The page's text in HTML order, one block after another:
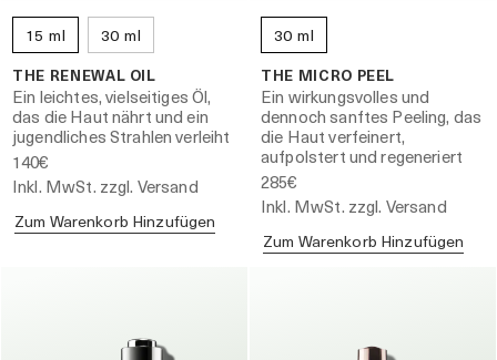
15 ml 30 ml
THE RENEWAL OIL
Ein leichtes, vielseitiges Öl,
das die Haut nährt und ein
jugendliches Strahlen verleiht
140€
Inkl. MwSt. zzgl. Versand
Zum Warenkorb Hinzufügen
30 ml
THE MICRO PEEL
Ein wirkungsvolles und
dennoch sanftes Peeling, das
die Haut verfeinert,
aufpolstert und regeneriert
285€
Inkl. MwSt. zzgl. Versand
Zum Warenkorb Hinzufügen